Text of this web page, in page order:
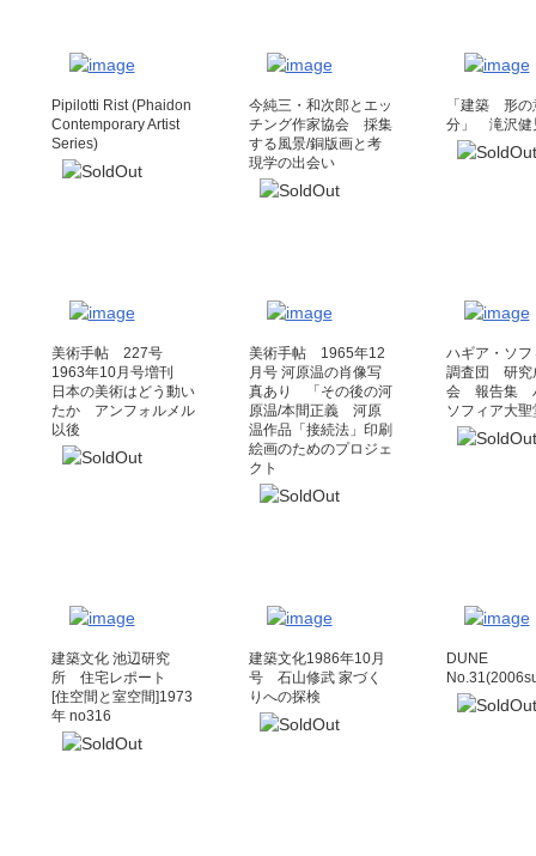
Pipilotti Rist (Phaidon
Contemporary Artist
Series)
今純三・和次郎とエッ
チング作家協会 採集
する風景/銅版画と考
現学の出会い
「建築 形
分」 滝沢
美術手帖 227号
1963年10月号増刊
日本の美術はどう動い
たか アンフォルメル
以後
美術手帖 1965年12
月号 河原温の肖像写
真あり 「その後の河
原温/本間正義 河原
温作品「接続法」印刷
絵画のためのプロジェ
クト
ハギア・ソフ
調査団 研究
会 報告集
ソフィア大聖
建築文化 池辺研究
所 住宅レポート
[住空間と室空間]1973
年 no316
建築文化1986年10月
号 石山修武 家づく
りへの探検
DUNE